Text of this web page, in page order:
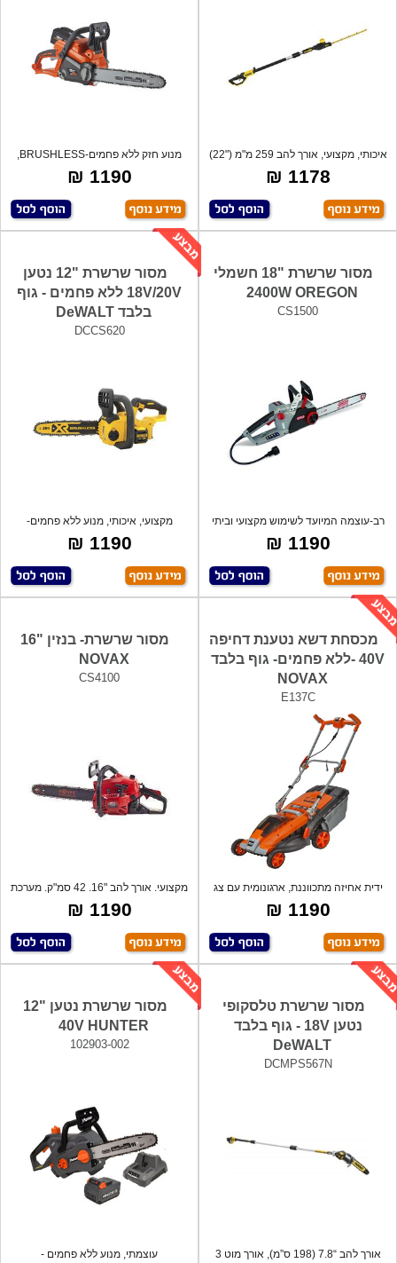
איכותי, מקצועי, אורך להב 259 מ"מ ("22)
מ
1178 ₪
אורך להב
1190 ₪
מסור שרשרת "18 חשמלי
2400W OREGON
CS1500
רב-עוצמה המיועד לשימוש מקצועי וביתי
כאחד
1190 ₪
מסור שרשרת "12 נטען
18V/20V ללא פחמים - גוף
בלבד DeWALT
DCCS620
מקצועי, איכותי, מנוע ללא פחמים-
BRUSHALES
1190 ₪
מכסחת דשא נטענת דחיפה
40V -ללא פחמים- גוף בלבד
NOVAX
E137C
ידית אחיזה מתכווננת, ארגונומית עם צג
דיג
1190 ₪
מסור שרשרת- בנזין "16
NOVAX
CS4100
מקצועי. אורך להב "16. 42 סמ"ק. מערכת
הצת
1190 ₪
מסור שרשרת טלסקופי
נטען 18V - גוף בלבד
DeWALT
DCMPS567N
אורך להב “7.8 (198 ס”מ), אורך מוט 3
מסור שרשרת נטען "12
40V HUNTER
102903-002
עוצמתי, מנוע ללא פחמים -